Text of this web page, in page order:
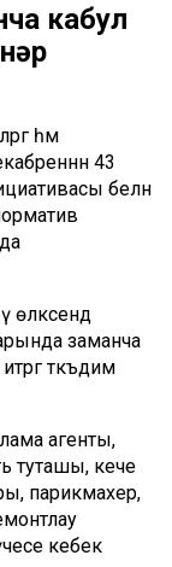
кабул
һәм
43
белән
заманча
тәкъдим
агенты,
туташы, кече
парикмахер,
кебек